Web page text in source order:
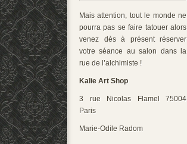
Mais attention, tout le monde ne
pourra pas se faire tatouer alors
venez dès à présent réserver
votre séance au salon dans la
rue de l’alchimiste !
Kalie Art Shop
3 rue Nicolas Flamel 75004
Paris
Marie-Odile Radom